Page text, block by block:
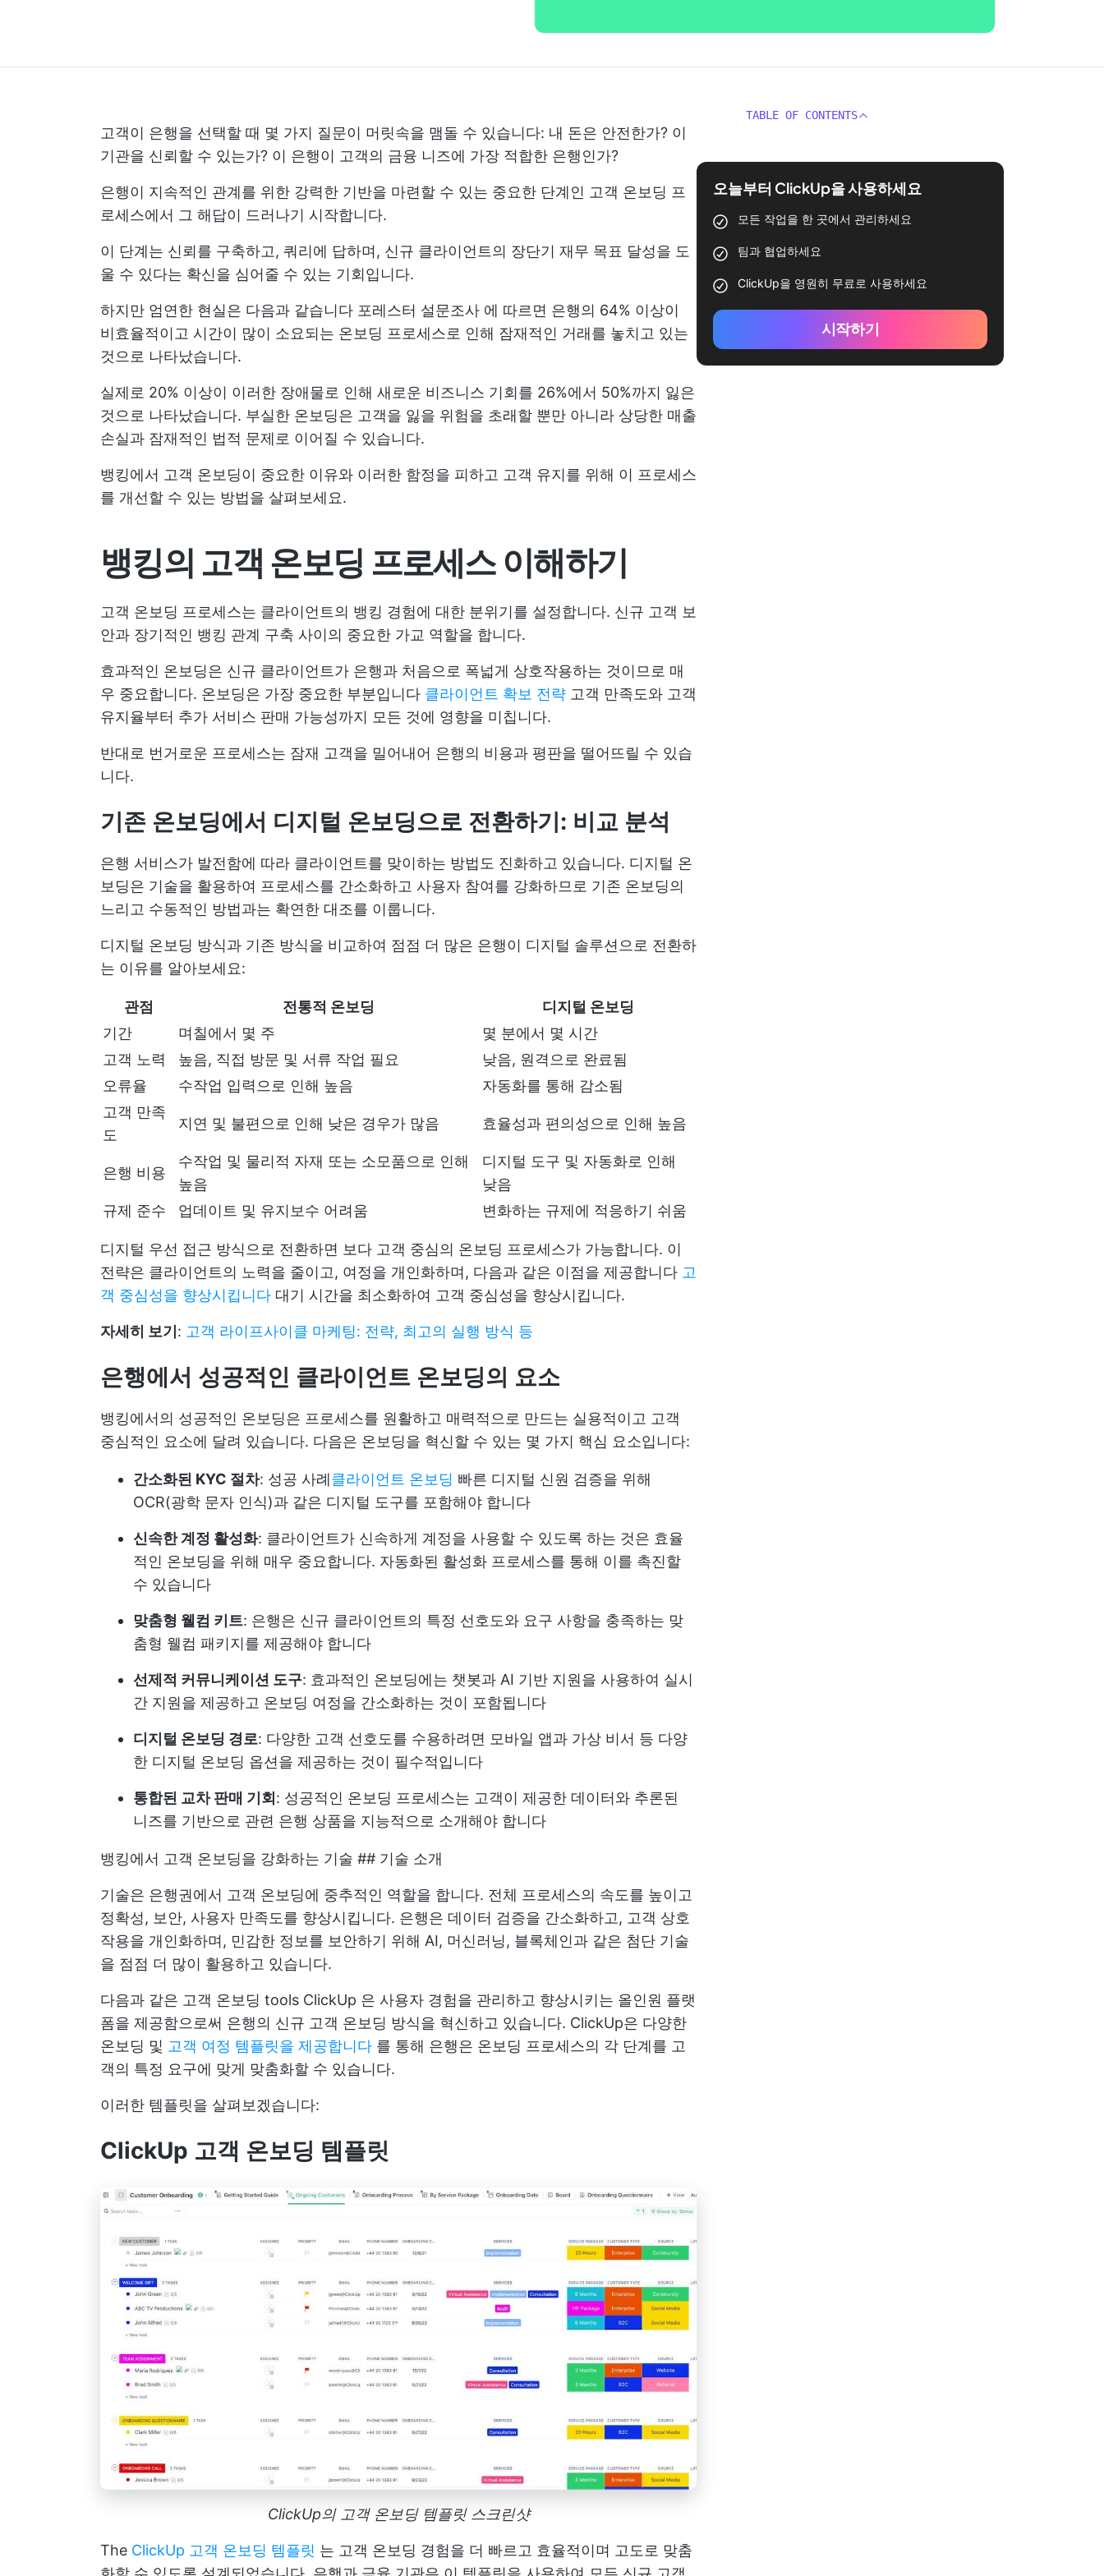
고객이 은행을 선택할 때 몇 가지 질문이 머릿속을 맴돌 수 있습니다: 내 돈은 안전한가? 이
기관을 신뢰할 수 있는가? 이 은행이 고객의 금융 니즈에 가장 적합한 은행인가?
은행이 지속적인 관계를 위한 강력한 기반을 마련할 수 있는 중요한 단계인 고객 온보딩 프
로세스에서 그 해답이 드러나기 시작합니다.
이 단계는 신뢰를 구축하고, 쿼리에 답하며, 신규 클라이언트의 장단기 재무 목표 달성을 도
울 수 있다는 확신을 심어줄 수 있는 기회입니다.
하지만 엄연한 현실은 다음과 같습니다 포레스터 설문조사 에 따르면 은행의 64% 이상이
비효율적이고 시간이 많이 소요되는 온보딩 프로세스로 인해 잠재적인 거래를 놓치고 있는
것으로 나타났습니다.
실제로 20% 이상이 이러한 장애물로 인해 새로운 비즈니스 기회를 26%에서 50%까지 잃은
것으로 나타났습니다. 부실한 온보딩은 고객을 잃을 위험을 초래할 뿐만 아니라 상당한 매출
손실과 잠재적인 법적 문제로 이어질 수 있습니다.
뱅킹에서 고객 온보딩이 중요한 이유와 이러한 함정을 피하고 고객 유지를 위해 이 프로세스
를 개선할 수 있는 방법을 살펴보세요.
뱅킹의 고객 온보딩 프로세스 이해하기
고객 온보딩 프로세스는 클라이언트의 뱅킹 경험에 대한 분위기를 설정합니다. 신규 고객 보
안과 장기적인 뱅킹 관계 구축 사이의 중요한 가교 역할을 합니다.
효과적인 온보딩은 신규 클라이언트가 은행과 처음으로 폭넓게 상호작용하는 것이므로 매
우 중요합니다. 온보딩은 가장 중요한 부분입니다 클라이언트 확보 전략 고객 만족도와 고객
유지율부터 추가 서비스 판매 가능성까지 모든 것에 영향을 미칩니다.
반대로 번거로운 프로세스는 잠재 고객을 밀어내어 은행의 비용과 평판을 떨어뜨릴 수 있습
니다.
기존 온보딩에서 디지털 온보딩으로 전환하기: 비교 분석
은행 서비스가 발전함에 따라 클라이언트를 맞이하는 방법도 진화하고 있습니다. 디지털 온
보딩은 기술을 활용하여 프로세스를 간소화하고 사용자 참여를 강화하므로 기존 온보딩의
느리고 수동적인 방법과는 확연한 대조를 이룹니다.
디지털 온보딩 방식과 기존 방식을 비교하여 점점 더 많은 은행이 디지털 솔루션으로 전환하
는 이유를 알아보세요:
관점 전통적 온보딩
디지털 온보딩
기간
며칠에서 몇 주
몇 분에서 몇 시간
고객 노력
높음, 직접 방문 및 서류 작업 필요
낮음, 원격으로 완료됨
오류율
수작업 입력으로 인해 높음
자동화를 통해 감소됨
고객 만족
도
지연 및 불편으로 인해 낮은 경우가 많음 효율성과 편의성으로 인해 높음
은행 비용
수작업 및 물리적 자재 또는 소모품으로 인해
높음
디지털 도구 및 자동화로 인해
낮음
규제 준수
업데이트 및 유지보수 어려움 변화하는 규제에 적응하기 쉬움
디지털 우선 접근 방식으로 전환하면 보다 고객 중심의 온보딩 프로세스가 가능합니다. 이
전략은 클라이언트의 노력을 줄이고, 여정을 개인화하며, 다음과 같은 이점을 제공합니다 고
객 중심성을 향상시킵니다 대기 시간을 최소화하여 고객 중심성을 향상시킵니다.
자세히 보기 : 고객 라이프사이클 마케팅: 전략, 최고의 실행 방식 등
은행에서 성공적인 클라이언트 온보딩의 요소
뱅킹에서의 성공적인 온보딩은 프로세스를 원활하고 매력적으로 만드는 실용적이고 고객
중심적인 요소에 달려 있습니다. 다음은 온보딩을 혁신할 수 있는 몇 가지 핵심 요소입니다:
간소화된 KYC 절차: 성공 사례클라이언트 온보딩 빠른 디지털 신원 검증을 위해
OCR(광학 문자 인식)과 같은 디지털 도구를 포함해야 합니다
신속한 계정 활성화: 클라이언트가 신속하게 계정을 사용할 수 있도록 하는 것은 효율
적인 온보딩을 위해 매우 중요합니다. 자동화된 활성화 프로세스를 통해 이를 촉진할
수 있습니다
맞춤형 웰컴 키트: 은행은 신규 클라이언트의 특정 선호도와 요구 사항을 충족하는 맞
춤형 웰컴 패키지를 제공해야 합니다
선제적 커뮤니케이션 도구: 효과적인 온보딩에는 챗봇과 AI 기반 지원을 사용하여 실시
간 지원을 제공하고 온보딩 여정을 간소화하는 것이 포함됩니다
디지털 온보딩 경로: 다양한 고객 선호도를 수용하려면 모바일 앱과 가상 비서 등 다양
한 디지털 온보딩 옵션을 제공하는 것이 필수적입니다
통합된 교차 판매 기회 : 성공적인 온보딩 프로세스는 고객이 제공한 데이터와 추론된
니즈를 기반으로 관련 은행 상품을 지능적으로 소개해야 합니다
뱅킹에서 고객 온보딩을 강화하는 기술 ## 기술 소개
기술은 은행권에서 고객 온보딩에 중추적인 역할을 합니다. 전체 프로세스의 속도를 높이고
정확성, 보안, 사용자 만족도를 향상시킵니다. 은행은 데이터 검증을 간소화하고, 고객 상호
작용을 개인화하며, 민감한 정보를 보안하기 위해 AI, 머신러닝, 블록체인과 같은 첨단 기술
을 점점 더 많이 활용하고 있습니다.
다음과 같은 고객 온보딩 tools ClickUp 은 사용자 경험을 관리하고 향상시키는 올인원 플랫
폼을 제공함으로써 은행의 신규 고객 온보딩 방식을 혁신하고 있습니다. ClickUp은 다양한
온보딩 및 고객 여정 템플릿을 제공합니다 를 통해 은행은 온보딩 프로세스의 각 단계를 고
객의 특정 요구에 맞게 맞춤화할 수 있습니다.
이러한 템플릿을 살펴보겠습니다:
ClickUp 고객 온보딩 템플릿
ClickUp의 고객 온보딩 템플릿 스크린샷
The ClickUp 고객 온보딩 템플릿 는 고객 온보딩 경험을 더 빠르고 효율적이며 고도로 맞춤
TABLE OF CONTENTS
오늘부터 ClickUp을 사용하세요
모든 작업을 한 곳에서 관리하세요
팀과 협업하세요
ClickUp을 영원히 무료로 사용하세요
시작하기